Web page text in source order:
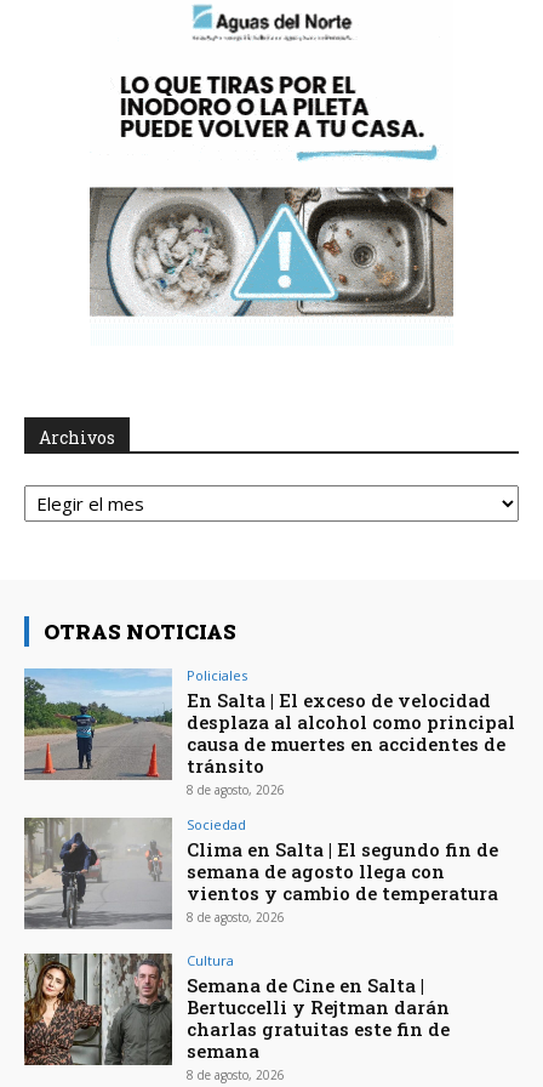
Archivos
Archivos
OTRAS NOTICIAS
Policiales
En Salta | El exceso de velocidad
desplaza al alcohol como principal
causa de muertes en accidentes de
tránsito
8 de agosto, 2026
Sociedad
Clima en Salta | El segundo fin de
semana de agosto llega con
vientos y cambio de temperatura
8 de agosto, 2026
Cultura
Semana de Cine en Salta |
Bertuccelli y Rejtman darán
charlas gratuitas este fin de
semana
8 de agosto, 2026